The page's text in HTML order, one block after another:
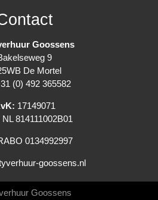
Goossens
9
De Mortel
(0) 492 365582
17149071
NL 814111002B01
0134992997
goossens.nl
Goossens